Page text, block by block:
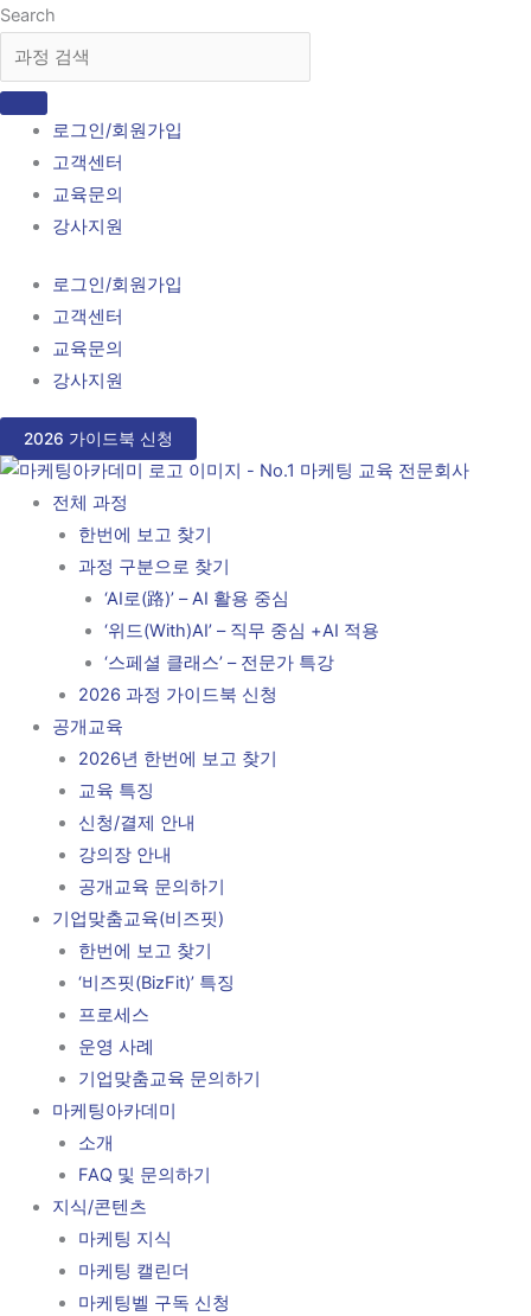
콘
텐
츠
로
Search
로그인/회원가입
고객센터
교육문의
강사지원
로그인/회원가입
고객센터
교육문의
강사지원
2026 가이드북 신청
전체 과정
한번에 보고 찾기
과정 구분으로 찾기
‘AI로(路)’ – AI 활용 중심
‘위드(With)AI’ – 직무 중심 +AI 적용
‘스페셜 클래스’ – 전문가 특강
2026 과정 가이드북 신청
공개교육
2026년 한번에 보고 찾기
교육 특징
신청/결제 안내
강의장 안내
공개교육 문의하기
기업맞춤교육(비즈핏)
한번에 보고 찾기
‘비즈핏(BizFit)’ 특징
프로세스
운영 사례
기업맞춤교육 문의하기
마케팅아카데미
소개
FAQ 및 문의하기
지식/콘텐츠
마케팅 지식
마케팅 캘린더
마케팅벨 구독 신청